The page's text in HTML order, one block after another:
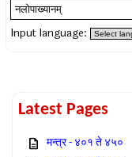
Input language:
Latest Pages
मन्त्र - ४०१ ते ४५०